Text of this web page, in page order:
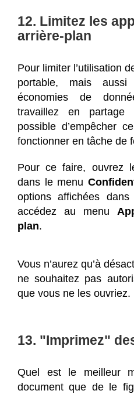
12. Limitez les
arrière-plan
Pour limiter l’utilisation
portable, mais
économies de
travaillez en
possible d’empêcher
fonctionner en tâche de
Pour ce faire, ouvrez
dans le menu
options affichées
accédez au menu
plan.
Vous n’aurez qu’à
ne souhaitez pas
que vous ne les ouvriez.
13. "Imprimez"
Quel est le meilleur
document que de le